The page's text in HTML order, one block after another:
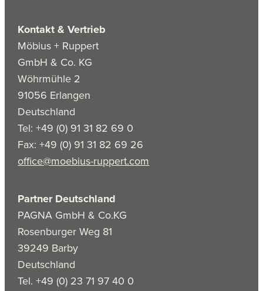
Kontakt & Vertrieb
Möbius + Ruppert
GmbH & Co. KG
Wöhrmühle 2
91056 Erlangen
Deutschland
Tel: +49 (0) 91 31 82 69 0
Fax: +49 (0) 91 31 82 69 26
office@moebius-ruppert.com
Partner Deutschland
PAGNA GmbH & Co.KG
Rosenburger Weg 81
39249 Barby
Deutschland
Tel. +49 (0) 23 71 97 40 0